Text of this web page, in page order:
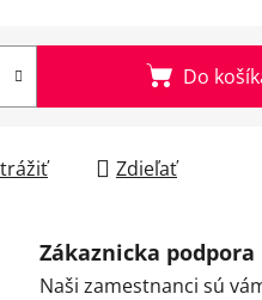
Do
Zdieľať
Zákaznicka podpora
Naši zamestnanci sú